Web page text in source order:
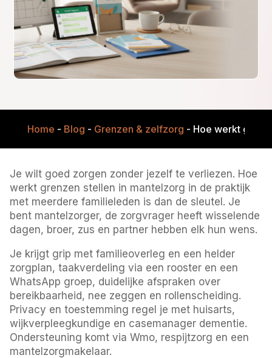
Home - Blog - Grenzen & zelfzorg - Hoe werkt
Je wilt goed zorgen zonder jezelf te verliezen. Hoe
werkt grenzen stellen in mantelzorg in de praktijk
met meerdere familieleden is dan de sleutel. Je
bent mantelzorger, de zorgvrager heeft wisselende
dagen, broer, zus en partner hebben elk hun wens.
Je krijgt grip met familieoverleg en een helder
zorgplan, taakverdeling via een rooster en een
WhatsApp groep, duidelijke afspraken over
bereikbaarheid, nee zeggen en rollenscheiding.
Privacy en toestemming regel je met huisarts,
wijkverpleegkundige en casemanager dementie.
Ondersteuning komt via Wmo, respijtzorg en een
mantelzorgmakelaar.